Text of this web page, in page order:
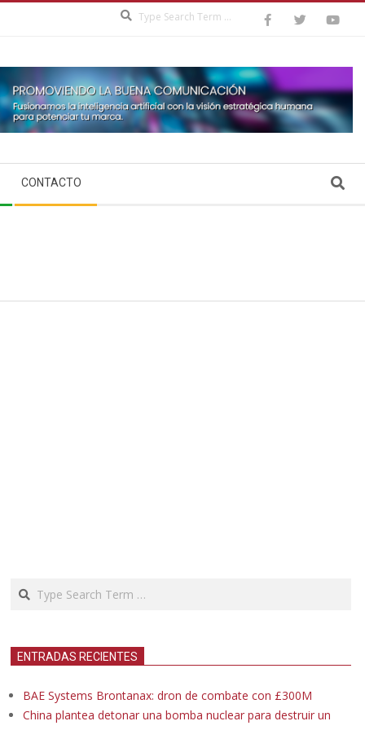
CONTACTO Search
Search
ENTRADAS RECIENTES
BAE Systems Brontanax: dron de combate con £300M
China plantea detonar una bomba nuclear para destruir un